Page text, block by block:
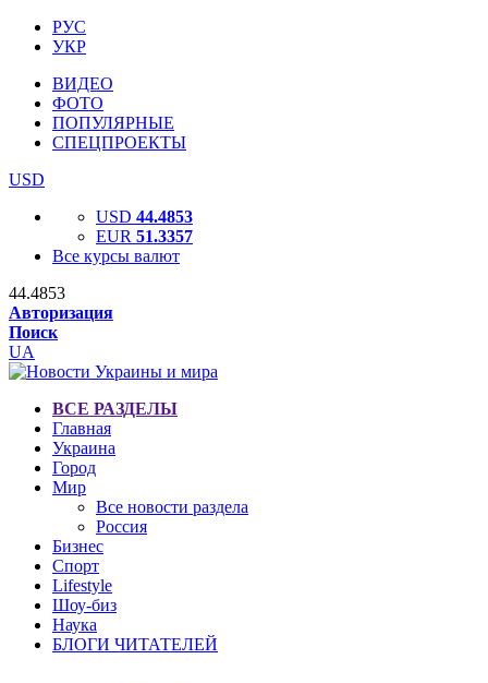
РУС
УКР
ВИДЕО
ФОТО
ПОПУЛЯРНЫЕ
СПЕЦПРОЕКТЫ
USD
USD 44.4853
EUR 51.3357
Все курсы валют
44.4853
Авторизация
Поиск
UA
ВСЕ РАЗДЕЛЫ
Главная
Украина
Город
Мир
Все новости раздела
Россия
Бизнес
Спорт
Lifestyle
Шоу-биз
Наука
БЛОГИ ЧИТАТЕЛЕЙ